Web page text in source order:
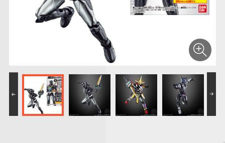
PROJECT R.E.D.・
スーパー戦隊シリー
ズ
ポケットモンスター
サンリオキャラクタ
ーズ
つりグミ SMPシリーズ キャラデコ